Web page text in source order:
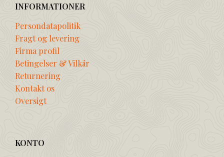
INFORMATIONER
Persondatapolitik
Fragt og levering
Firma profil
Betingelser & Vilkår
Returnering
Kontakt os
Oversigt
KONTO